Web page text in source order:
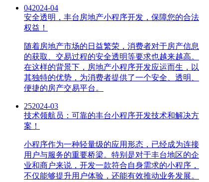
042024-04
安全透明，丰台房地产小程序开发，保障您的合法
权益！
随着房地产市场的日益繁荣，消费者对于房产信息
的获取、交易过程的安全透明等要求也越来越高。
在这样的背景下，房地产小程序开发应运而生，以
其独特的优势，为消费者提供了一个安全、透明、
便捷的房产交易平台。
252024-03
技术领航员：可靠的丰台小程序开发技术和解决方
案！
小程序作为一种轻量级的应用形态，已经成为连接
用户与服务的重要桥梁。特别是对于丰台地区的企
业和商户来说，开发一款符合自身需求的小程序，
不仅能够提升用户体验，还能有效推动业务发展。